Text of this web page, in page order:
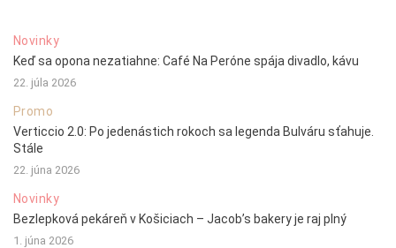
Novinky
Keď sa opona nezatiahne: Café Na Peróne spája divadlo, kávu
22. júla 2026
Promo
Verticcio 2.0: Po jedenástich rokoch sa legenda Bulváru sťahuje.
Stále
22. júna 2026
Novinky
Bezlepková pekáreň v Košiciach – Jacob’s bakery je raj plný
1. júna 2026